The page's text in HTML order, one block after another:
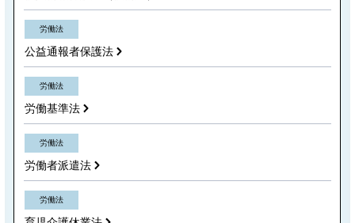
労働法
公益通報者保護法
労働法
労働基準法
労働法
労働者派遣法
労働法